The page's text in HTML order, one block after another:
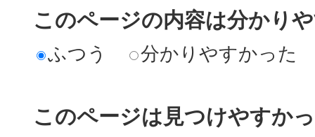
このページの内容は分かり
ふつう 分かりやすかった
このページは見つけやすか